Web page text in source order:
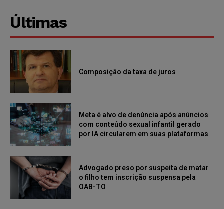
Últimas
Composição da taxa de juros
Meta é alvo de denúncia após anúncios
com conteúdo sexual infantil gerado
por IA circularem em suas plataformas
Advogado preso por suspeita de matar
o filho tem inscrição suspensa pela
OAB-TO